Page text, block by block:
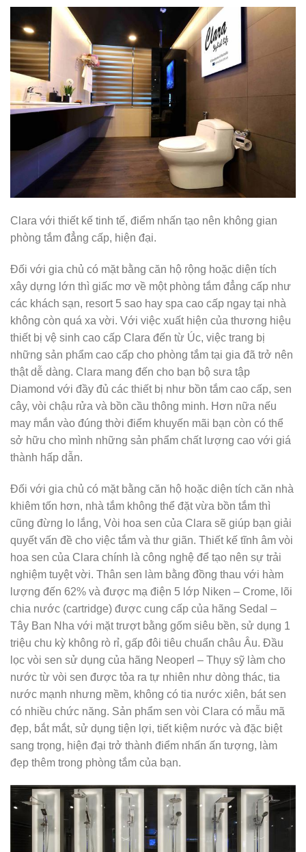
Clara với thiết kế tinh tế, điểm nhấn tạo nên không gian
phòng tắm đẳng cấp, hiện đại.
Đối với gia chủ có mặt bằng căn hộ rộng hoặc diện tích
xây dựng lớn thì giấc mơ về một phòng tắm đẳng cấp như
các khách sạn, resort 5 sao hay spa cao cấp ngay tại nhà
không còn quá xa vời. Với việc xuất hiện của thương hiệu
thiết bị vệ sinh cao cấp Clara đến từ Úc, việc trang bị
những sản phẩm cao cấp cho phòng tắm tại gia đã trở nên
thật dễ dàng. Clara mang đến cho bạn bộ sưa tập
Diamond với đầy đủ các thiết bị như bồn tắm cao cấp, sen
cây, vòi chậu rửa và bồn cầu thông minh. Hơn nữa nếu
may mắn vào đúng thời điểm khuyến mãi bạn còn có thể
sở hữu cho mình những sản phẩm chất lượng cao với giá
thành hấp dẫn.
Đối với gia chủ có mặt bằng căn hộ hoặc diện tích căn nhà
khiêm tốn hơn, nhà tắm không thể đặt vừa bồn tắm thì
cũng đừng lo lắng, Vòi hoa sen của Clara sẽ giúp bạn giải
quyết vấn đề cho việc tắm và thư giãn. Thiết kế tĩnh âm vòi
hoa sen của Clara chính là công nghệ để tạo nên sự trải
nghiệm tuyệt vời. Thân sen làm bằng đồng thau với hàm
lượng đến 62% và được mạ điện 5 lớp Niken – Crome, lõi
chia nước (cartridge) được cung cấp của hãng Sedal –
Tây Ban Nha với mặt trượt bằng gốm siêu bền, sử dụng 1
triệu chu kỳ không rò rỉ, gấp đôi tiêu chuẩn châu Âu. Đầu
lọc vòi sen sử dụng của hãng Neoperl – Thụy sỹ làm cho
nước từ vòi sen được tỏa ra tự nhiên như dòng thác, tia
nước mạnh nhưng mềm, không có tia nước xiên, bát sen
có nhiều chức năng. Sản phẩm sen vòi Clara có mẫu mã
đẹp, bắt mắt, sử dụng tiện lợi, tiết kiệm nước và đặc biệt
sang trọng, hiện đại trở thành điểm nhấn ấn tượng, làm
đẹp thêm trong phòng tắm của bạn.